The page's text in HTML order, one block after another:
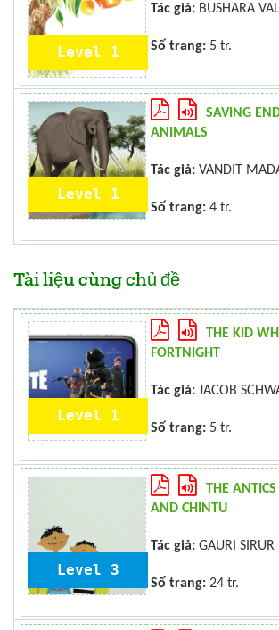
Level 1
Tác giả: BUSHARA
Số trang: 5 tr.
Level 1
SAVING
ANIMALS
Tác giả: VANDIT
Số trang: 4 tr.
Tài liệu cùng chủ đề
Level 1
THE KID
FORTNIGHT
Tác giả: JACOB
Số trang: 5 tr.
Level 3
THE
AND CHINTU
Tác giả: GAURI SIRUR
Số trang: 24 tr.